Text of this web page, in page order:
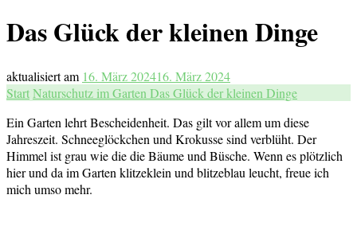
Das Glück der kleinen Dinge
aktualisiert am 16. März 202416. März 2024
StartNaturschutz im Garten Das Glück der kleinen Dinge
Ein Garten lehrt Bescheidenheit. Das gilt vor allem um diese
Jahreszeit. Schneeglöckchen und Krokusse sind verblüht. Der
Himmel ist grau wie die die Bäume und Büsche. Wenn es plötzlich
hier und da im Garten klitzeklein und blitzeblau leucht, freue ich
mich umso mehr.